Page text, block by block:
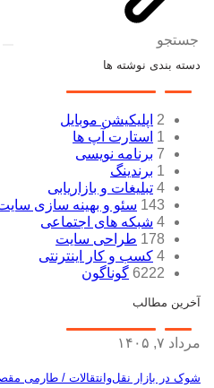
جستجو
دسته بندی نوشته ها
2 اپلیکیشن موبایل
1 استارت آپ ها
7 برنامه نویسی
1 برندینگ
4 تبلیغات و بازاریابی
143 سئو و بهینه سازی
4 شبکه های اجتماعی
178 طراحی سایت
4 کسب و کار اینترنتی
6222 گوناگون
آخرین مطالب
مرداد ۷, ۱۴۰۵
شوک در بازار نقل‌وانتقالات / طارمی